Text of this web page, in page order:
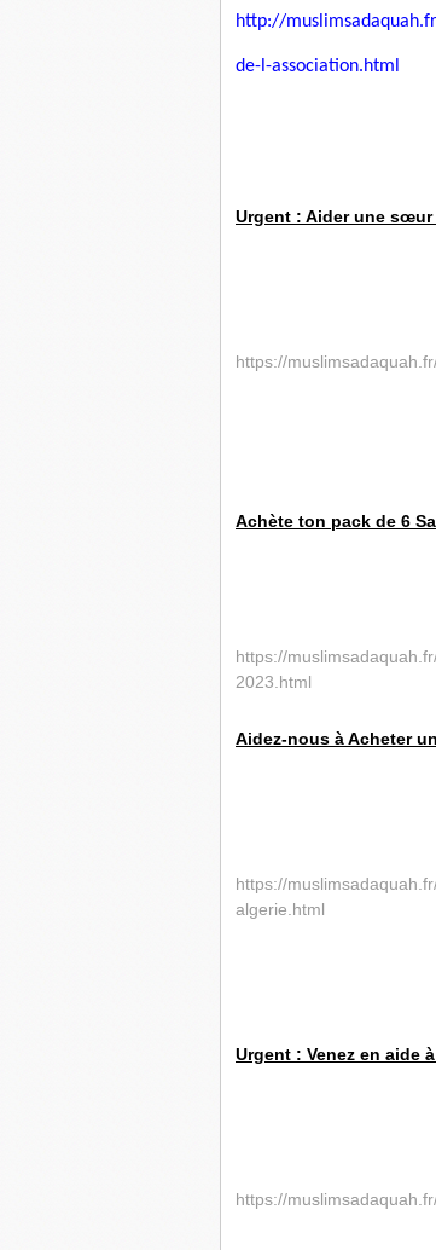
http://
de-l-association.html
Urgent : Aider une sœur
https://
Achète ton pack de 6
https://
2023.html
Aidez-nous à Acheter
https://
algerie.html
Urgent : Venez en aide
https://